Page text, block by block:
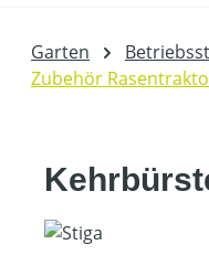
Garten
Zubehör